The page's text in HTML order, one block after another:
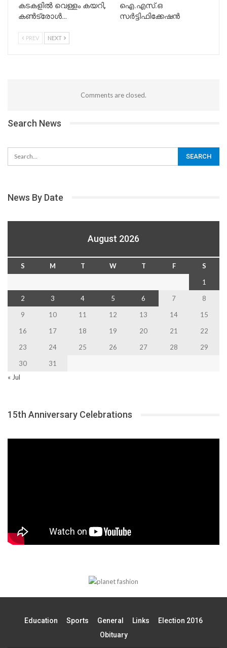
കടകളിൽ വെള്ളം കയറി,
കൺട്രോൾ…
ഐ.എസ്.ഒ
സർട്ടിഫിക്കേഷൻ
PREV NEXT
Comments are closed.
Search News
News By Date
August 2026
S M T W T F
S
1
2
3 4 5 6 7
8
9
10 11 12 13 14
15
16
17 18 19 20 21
22
23
24 25 26 27 28
29
30
31
« Jul
15th Anniversary Celebrations
Education Sports General Links
Election 2016
Obituary